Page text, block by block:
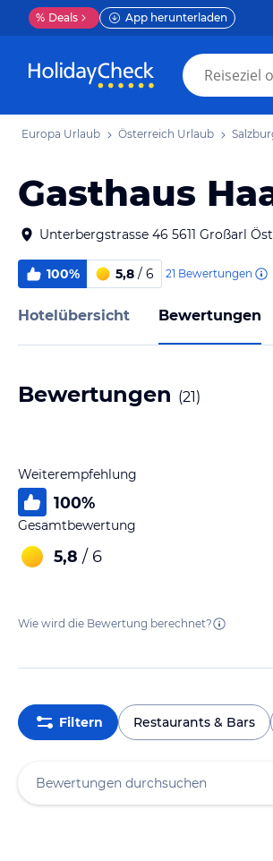
% Deals App herunterladen
Europa Urlaub Österreich Urlaub
Gasthaus
Unterbergstrasse 46 5611 Großarl
100% 5,8 / 6 21 Bewertungen
Hotelübersicht Bewertungen
Bewertungen (21)
Weiterempfehlung
100%
Gesamtbewertung
5,8 / 6
Wie wird die Bewertung berechnet?
Filtern Restaurants & Bars